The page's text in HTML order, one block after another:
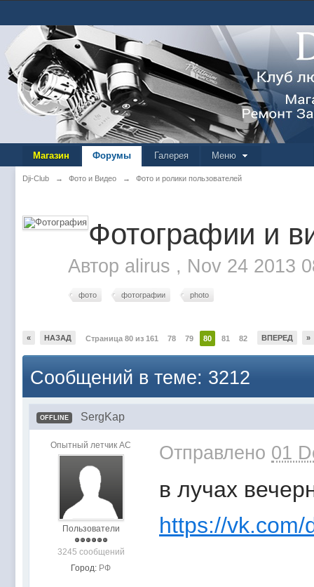
Магазин Форумы Галерея Меню
Dji-Club → Фото и Видео → Фото и ролики пользователей
Фотографии и
Автор alirus , Nov 24 2013
фото фотографии photo
« НАЗАД Страница 80 из 161 78 79 80 81 82 ВПЕРЕД »
Сообщений в теме: 3212
OFFLINE SergKap
Опытный летчик АС
Пользователи
3245 сообщений
Город: РФ
Отправлено 01
в лучах
https://